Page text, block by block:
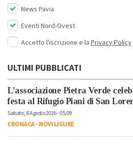
News Pavia
Eventi Nord-Ovest
Accetto l'iscrizione e la Privacy Policy
ULTIMI PUBBLICATI
L’associazione Pietra Verde
festa al Rifugio Piani di San
Sabato, 8 Agosto 2026 - 05:09
CRONACA-NOVI LIGURE